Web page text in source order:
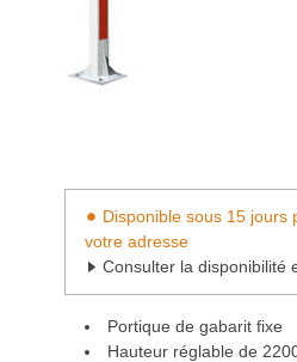
Disponible sous 15 jours
votre adresse
Consulter la disponibilité
Portique de gabarit fixe
Hauteur réglable de